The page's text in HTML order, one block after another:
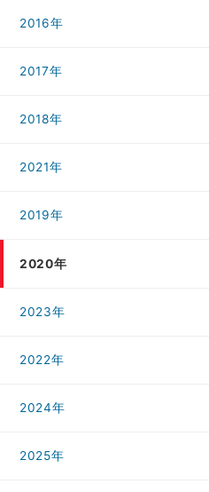
2016年
2017年
2018年
2021年
2019年
2020年
2023年
2022年
2024年
2025年